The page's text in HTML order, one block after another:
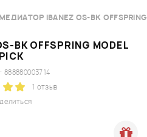
МЕДИАТОР IBANEZ OS-BK
BK OFFSPRING MODEL
PICK
888880003714
1 отзыв